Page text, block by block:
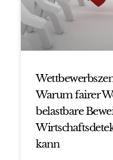
Warum fairer
belastbare
kann